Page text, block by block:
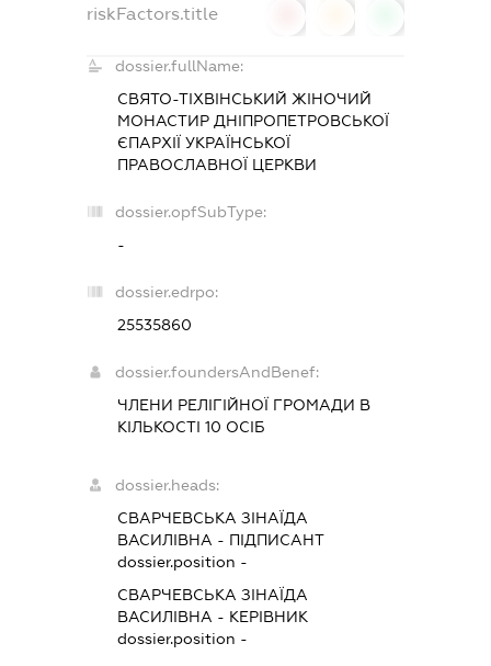
riskFactors.title
dossier.fullName:
СВЯТО-ТІХВІНСЬКИЙ ЖІНОЧИЙ
МОНАСТИР ДНІПРОПЕТРОВСЬКОЇ
ЄПАРХІЇ УКРАЇНСЬКОЇ
ПРАВОСЛАВНОЇ ЦЕРКВИ
dossier.opfSubType:
-
dossier.edrpo:
25535860
dossier.foundersAndBenef:
ЧЛЕНИ РЕЛІГІЙНОЇ ГРОМАДИ В
КІЛЬКОСТІ 10 ОСІБ
dossier.heads:
СВАРЧЕВСЬКА ЗІНАЇДА
ВАСИЛІВНА - ПІДПИСАНТ
dossier.position -
СВАРЧЕВСЬКА ЗІНАЇДА
ВАСИЛІВНА - КЕРІВНИК
dossier.position -